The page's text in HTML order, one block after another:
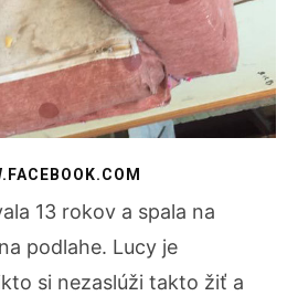
13 rokov a spala na
podlahe. Lucy je
si nezaslúži takto žiť a